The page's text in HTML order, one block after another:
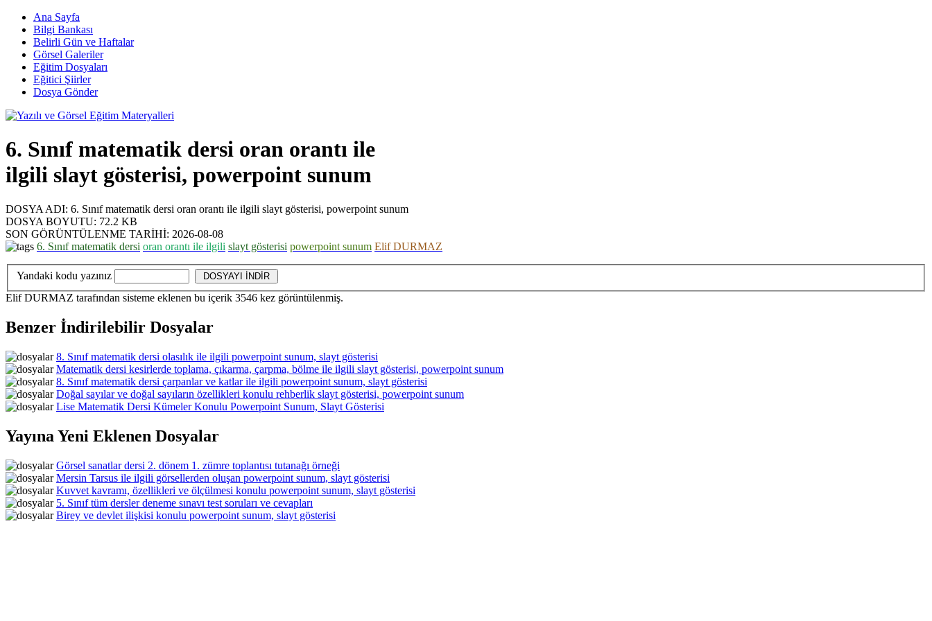
Ana Sayfa
Bilgi Bankası
Belirli Gün ve Haftalar
Görsel Galeriler
Eğitim Dosyaları
Eğitici Şiirler
Dosya Gönder
6. Sınıf matematik dersi oran orantı ile
ilgili slayt gösterisi, powerpoint sunum
DOSYA ADI: 6. Sınıf matematik dersi oran orantı ile ilgili slayt gösterisi, powerpoint sunum
DOSYA BOYUTU: 72.2 KB
SON GÖRÜNTÜLENME TARİHİ: 2026-08-08
6. Sınıf matematik dersi oran orantı ile ilgili slayt gösterisi powerpoint sunum Elif DURMAZ
Yandaki kodu yazınız
Elif DURMAZ tarafından sisteme eklenen bu içerik 3546 kez görüntülenmiş.
Benzer İndirilebilir Dosyalar
8. Sınıf matematik dersi olasılık ile ilgili powerpoint sunum, slayt gösterisi
Matematik dersi kesirlerde toplama, çıkarma, çarpma, bölme ile ilgili slayt gösterisi, powerpoint sunum
8. Sınıf matematik dersi çarpanlar ve katlar ile ilgili powerpoint sunum, slayt gösterisi
Doğal sayılar ve doğal sayıların özellikleri konulu rehberlik slayt gösterisi, powerpoint sunum
Lise Matematik Dersi Kümeler Konulu Powerpoint Sunum, Slayt Gösterisi
Yayına Yeni Eklenen Dosyalar
Görsel sanatlar dersi 2. dönem 1. zümre toplantısı tutanağı örneği
Mersin Tarsus ile ilgili görsellerden oluşan powerpoint sunum, slayt gösterisi
Kuvvet kavramı, özellikleri ve ölçülmesi konulu powerpoint sunum, slayt gösterisi
5. Sınıf tüm dersler deneme sınavı test soruları ve cevapları
Birey ve devlet ilişkisi konulu powerpoint sunum, slayt gösterisi